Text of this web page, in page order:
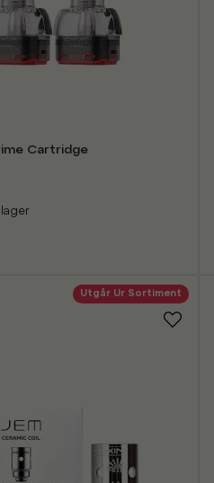
Cartridge
lager
Utgår Ur Sortiment